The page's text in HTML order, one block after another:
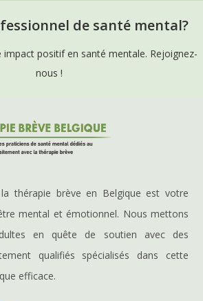
de santé mental?
impact positif en santé mentale. Rejoignez-
nous !
thérapie brève en Belgique est votre
mental et émotionnel. Nous mettons
en quête de soutien avec des
qualifiés spécialisés dans cette
efficace.